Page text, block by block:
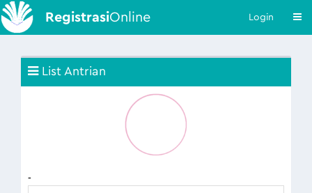
RegistrasiOnline Login
List Antrian
-